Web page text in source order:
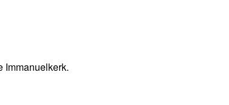
Immanuelkerk.